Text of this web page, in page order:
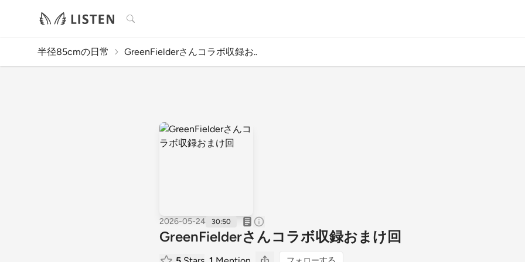
検索
半径85cmの日常 GreenFielderさんコラボ収録お..
2026-05-24 30:50
GreenFielderさんコラボ収録おまけ回